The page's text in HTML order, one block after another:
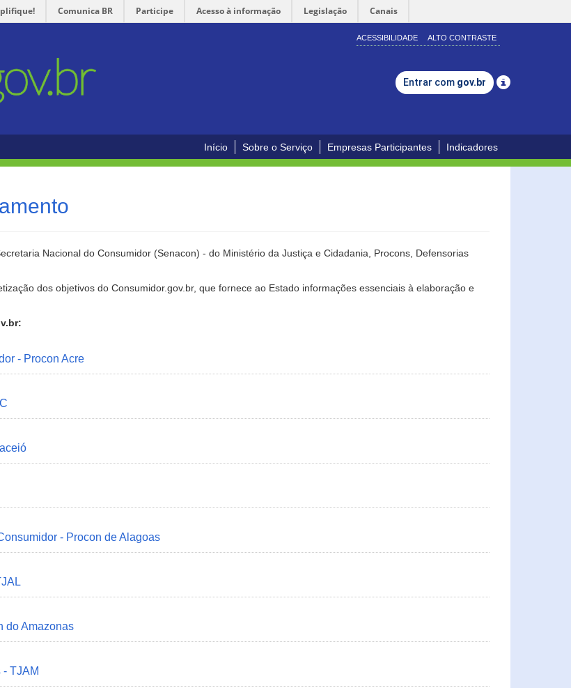
Comunica BR Participe Acesso à informação Legislação Canais
ACESSIBILIDADE ALTO CONTRASTE
Entrar com gov.br
Início Sobre o Serviço Empresas Participantes Indicadores
Nacional do Consumidor (Senacon) - do Ministério da Justiça e Cidadania, Procons, Defensorias
dos objetivos do Consumidor.gov.br, que fornece ao Estado informações essenciais à elaboração e
- Procon Acre
- Procon de Alagoas
do Amazonas
TJAM